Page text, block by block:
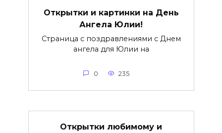
Открытки и картинки на День
Ангела Юлии!
Страница с поздравлениями с Днем
ангела для Юлии на
0 235
Открытки любимому и